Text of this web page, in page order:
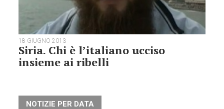
18 GIUGNO 2013
Siria. Chi è l’italiano ucciso
insieme ai ribelli
NOTIZIE PER DATA